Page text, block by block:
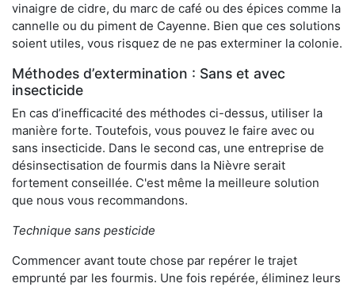
vinaigre de cidre, du marc de café ou des épices comme la
cannelle ou du piment de Cayenne. Bien que ces solutions
soient utiles, vous risquez de ne pas exterminer la colonie.
Méthodes d’extermination : Sans et avec
insecticide
En cas d’inefficacité des méthodes ci-dessus, utiliser la
manière forte. Toutefois, vous pouvez le faire avec ou
sans insecticide. Dans le second cas, une entreprise de
désinsectisation de fourmis dans la Nièvre serait
fortement conseillée. C'est même la meilleure solution
que nous vous recommandons.
Technique sans pesticide
Commencer avant toute chose par repérer le trajet
emprunté par les fourmis. Une fois repérée, éliminez leurs